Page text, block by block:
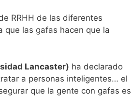
RRHH de las diferentes
que las gafas hacen que la
Lancaster) ha declarado
a personas inteligentes… el
que la gente con gafas es